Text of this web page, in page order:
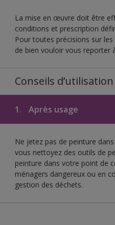
La mise en œuvre doit être
conditions et prescription
Pour toutes précisions sur
de bien vouloir vous reporter
Conseils d’utilisation
1. Après usage
Ne jetez pas de peinture
vous nettoyez des outils de
peinture dans votre point de
ménagers dangereux ou en
gestion des déchets.